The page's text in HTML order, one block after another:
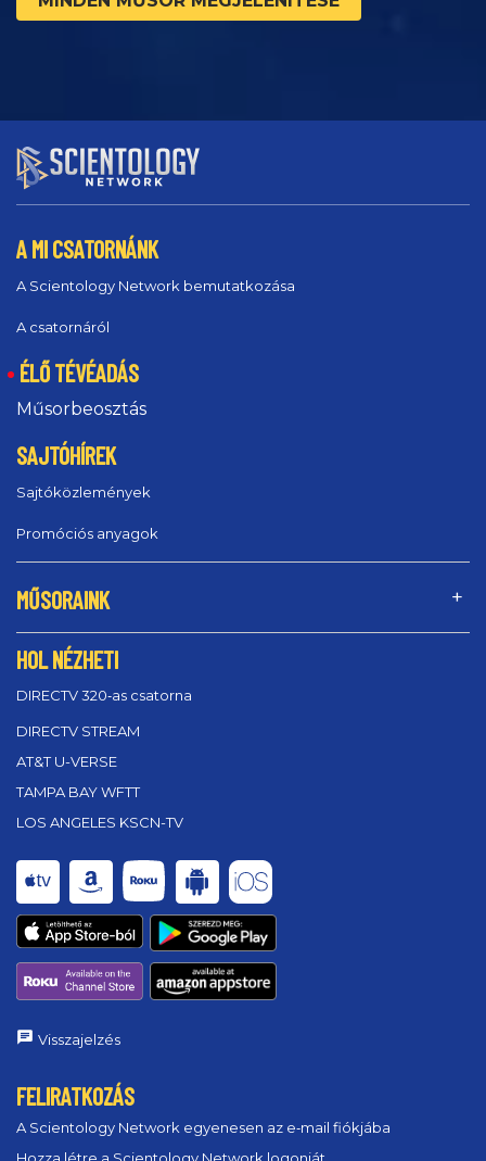
A MI CSATORNÁNK
A Scientology Network bemutatkozása
A csatornáról
ÉLŐ TÉVÉADÁS
Műsorbeosztás
SAJTÓHÍREK
Sajtóközlemények
Promóciós anyagok
MŰSORAINK
HOL NÉZHETI
DIRECTV 320‑as csatorna
DIRECTV STREAM
AT&T U-VERSE
TAMPA BAY WFTT
LOS ANGELES KSCN-TV
Visszajelzés
FELIRATKOZÁS
A Scientology Network egyenesen az e‑mail fiókjába